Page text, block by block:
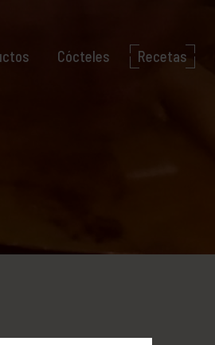
Cócteles Recetas